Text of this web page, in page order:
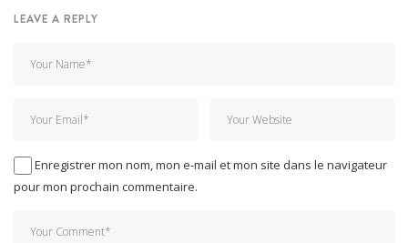
LEAVE A REPLY
Enregistrer mon nom, mon e-mail et mon site dans le navigateur
pour mon prochain commentaire.